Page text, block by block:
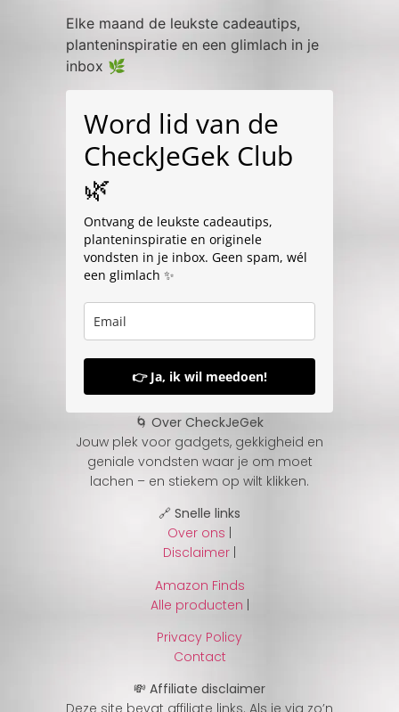
Elke maand de leukste cadeautips,
planteninspiratie en een glimlach in je
inbox 🌿
Word lid van de
CheckJeGek Club
🌿
Ontvang de leukste cadeautips,
planteninspiratie en originele
vondsten in je inbox. Geen spam, wél
een glimlach ✨
👉 Ja, ik wil meedoen!
🌀 Over CheckJeGek
Jouw plek voor gadgets, gekkigheid en
geniale vondsten waar je om moet
lachen – en stiekem op wilt klikken.
🔗 Snelle links
Over ons
Disclaimer
Amazon Finds
Alle producten |
Privacy Policy
Contact
💸 Affiliate disclaimer